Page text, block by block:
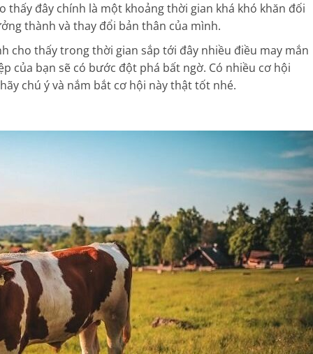
thấy đây chính là một khoảng thời gian khá khó khăn đối
thành và thay đổi bản thân của mình.
cho thấy trong thời gian sắp tới đây nhiều điều may mắn
của bạn sẽ có bước đột phá bất ngờ. Có nhiều cơ hội
chú ý và nắm bắt cơ hội này thật tốt nhé.